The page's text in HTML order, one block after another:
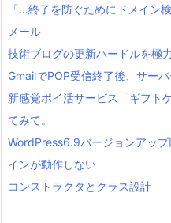
「…終了を防ぐためにドメイン
メール
技術ブログの更新ハードルを極
GmailでPOP受信終了後、サー
新感覚ポイ活サービス「ギフト
てみて。
WordPress6.9バージョンアッ
インが動作しない
コンストラクタとクラス設計